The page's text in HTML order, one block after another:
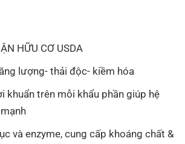
HỮU CƠ USDA
lượng- thải độc- kiềm hóa
khuẩn trên mỗi khẩu phần giúp hệ
và enzyme, cung cấp khoáng chất &